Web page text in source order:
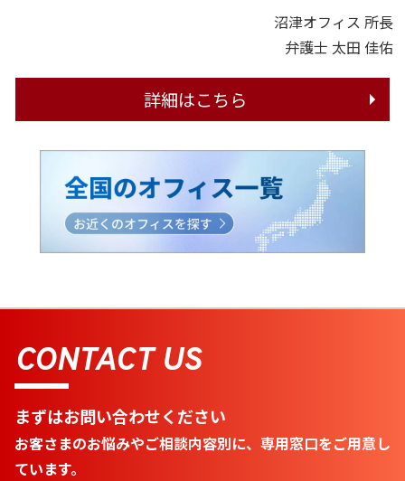
沼津オフィス 所長
弁護士 太田 佳佑
詳細はこちら
CONTACT US
まずはお問い合わせください
お客さまのお悩みやご相談内容別に、専用窓口をご用意し
ています。